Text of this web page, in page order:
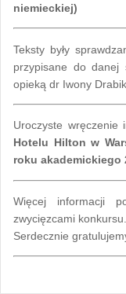
niemieckiej)
Teksty były
przypisane do danej
opieką dr Iwony Drabik.
Uroczyste wręczenie
Hotelu Hilton w
roku akademickiego
Więcej informacji
zwycięzcami konkursu.
Serdecznie